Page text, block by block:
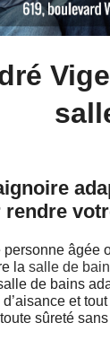
personne
la salle de
de bains
et
sûreté